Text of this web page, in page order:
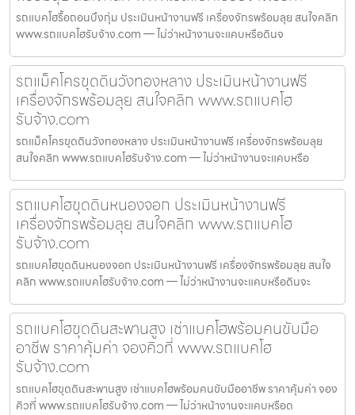
รถแบคโฮรื้อถอนบึงกุ่ม ประเมินหน้างานฟรี เครื่องจักรพร้อมลุย สนใจคลิก
www.รถแบคโฮรับจ้าง.com — ไม่ว่าหน้างานจะแคบหรือดินจ
รถแม็คโครขุดดินวังทองหลาง ประเมินหน้างานฟรี
เครื่องจักรพร้อมลุย สนใจคลิก www.รถแบคโฮ
รับจ้าง.com
รถแม็คโครขุดดินวังทองหลาง ประเมินหน้างานฟรี เครื่องจักรพร้อมลุย
สนใจคลิก www.รถแบคโฮรับจ้าง.com — ไม่ว่าหน้างานจะแคบหรือ
รถแบคโฮขุดดินหนองจอก ประเมินหน้างานฟรี
เครื่องจักรพร้อมลุย สนใจคลิก www.รถแบคโฮ
รับจ้าง.com
รถแบคโฮขุดดินหนองจอก ประเมินหน้างานฟรี เครื่องจักรพร้อมลุย สนใจ
คลิก www.รถแบคโฮรับจ้าง.com — ไม่ว่าหน้างานจะแคบหรือดินจะ
รถแบคโฮขุดดินสะพานสูง เช่าแบคโฮพร้อมคนขับมือ
อาชีพ ราคาคุ้มค่า จองคิวที่ www.รถแบคโฮ
รับจ้าง.com
รถแบคโฮขุดดินสะพานสูง เช่าแบคโฮพร้อมคนขับมืออาชีพ ราคาคุ้มค่า จอง
คิวที่ www.รถแบคโฮรับจ้าง.com — ไม่ว่าหน้างานจะแคบหรือด